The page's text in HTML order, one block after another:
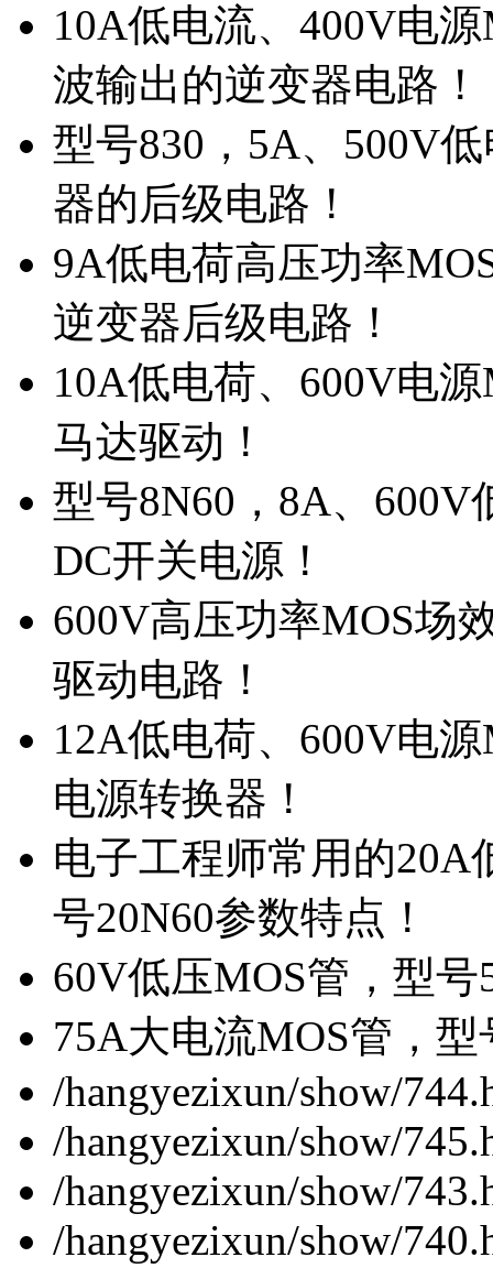
10A低电流、400V电
波输出的逆变器电路！
型号830，5A、500V
器的后级电路！
9A低电荷高压功率
逆变器后级电路！
10A低电荷、600V电
马达驱动！
型号8N60，8A、
DC开关电源！
600V高压功率MOS场
驱动电路！
12A低电荷、600V电
电源转换器！
电子工程师常用的20A
号20N60参数特点！
60V低压MOS管，型
75A大电流MOS管，
/hangyezixun/show/
/hangyezixun/show/
/hangyezixun/show/
/hangyezixun/show/